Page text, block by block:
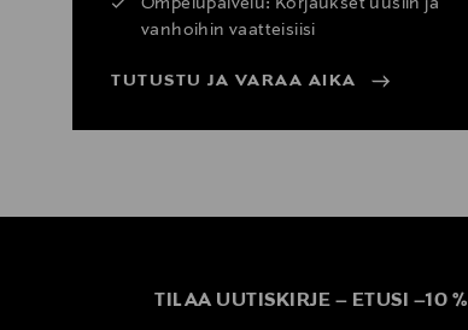
vanhoihin vaatteisiisi
TUTUSTU JA VARAA AIKA
TILAA UUTISKIRJE – ETUSI –10 %